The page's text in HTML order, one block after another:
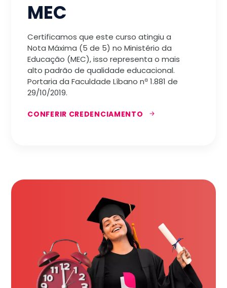
MEC
Certificamos que este curso atingiu a
Nota Máxima (5 de 5) no Ministério da
Educação (MEC), isso representa o mais
alto padrão de qualidade educacional.
Portaria da Faculdade Líbano nª 1.881 de
29/10/2019.
CONFERIR CREDENCIAMENTO